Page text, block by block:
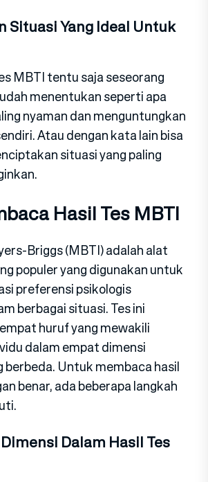
Situasi Yang Ideal Untuk
MBTI tentu saja seseorang
menentukan seperti apa
nyaman dan menguntungkan
Atau dengan kata lain bisa
situasi yang paling
Hasil Tes MBTI
Briggs (MBTI) adalah alat
populer yang digunakan untuk
preferensi psikologis
berbagai situasi. Tes ini
huruf yang mewakili
dalam empat dimensi
berbeda. Untuk membaca hasil
benar, ada beberapa langkah
Dalam Hasil Tes